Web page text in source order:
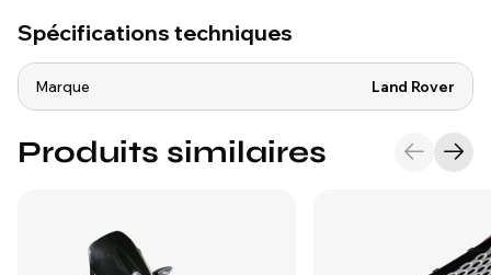
Spécifications techniques
Marque Land Rover
Produits similaires